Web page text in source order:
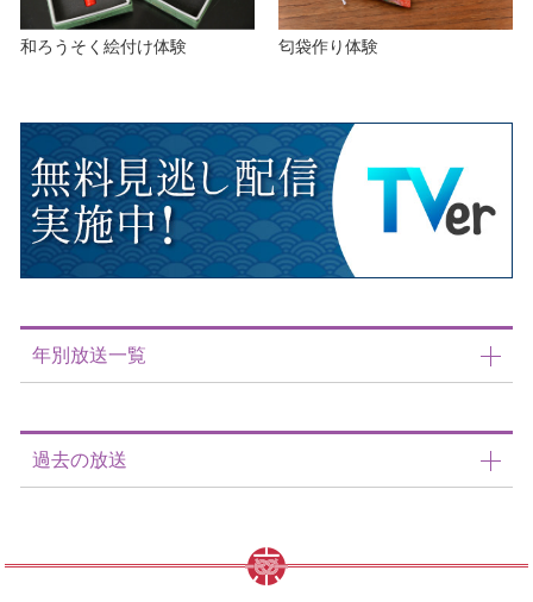
和ろうそく絵付け体験 匂袋作り体験
年別放送一覧
過去の放送